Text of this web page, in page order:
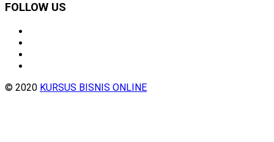
FOLLOW US
© 2020 KURSUS BISNIS ONLINE